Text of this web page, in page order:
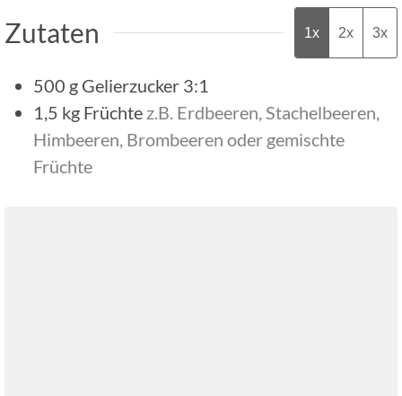
Zutaten 1x 2x 3x
500 g Gelierzucker 3:1
1,5 kg Früchte z.B. Erdbeeren, Stachelbeeren,
Himbeeren, Brombeeren oder gemischte
Früchte